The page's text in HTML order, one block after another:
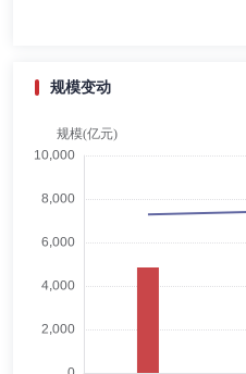
尹雷先生：独立董事，硕士，
门云尚汇影影视文化有限公司
独立董事
规模变动